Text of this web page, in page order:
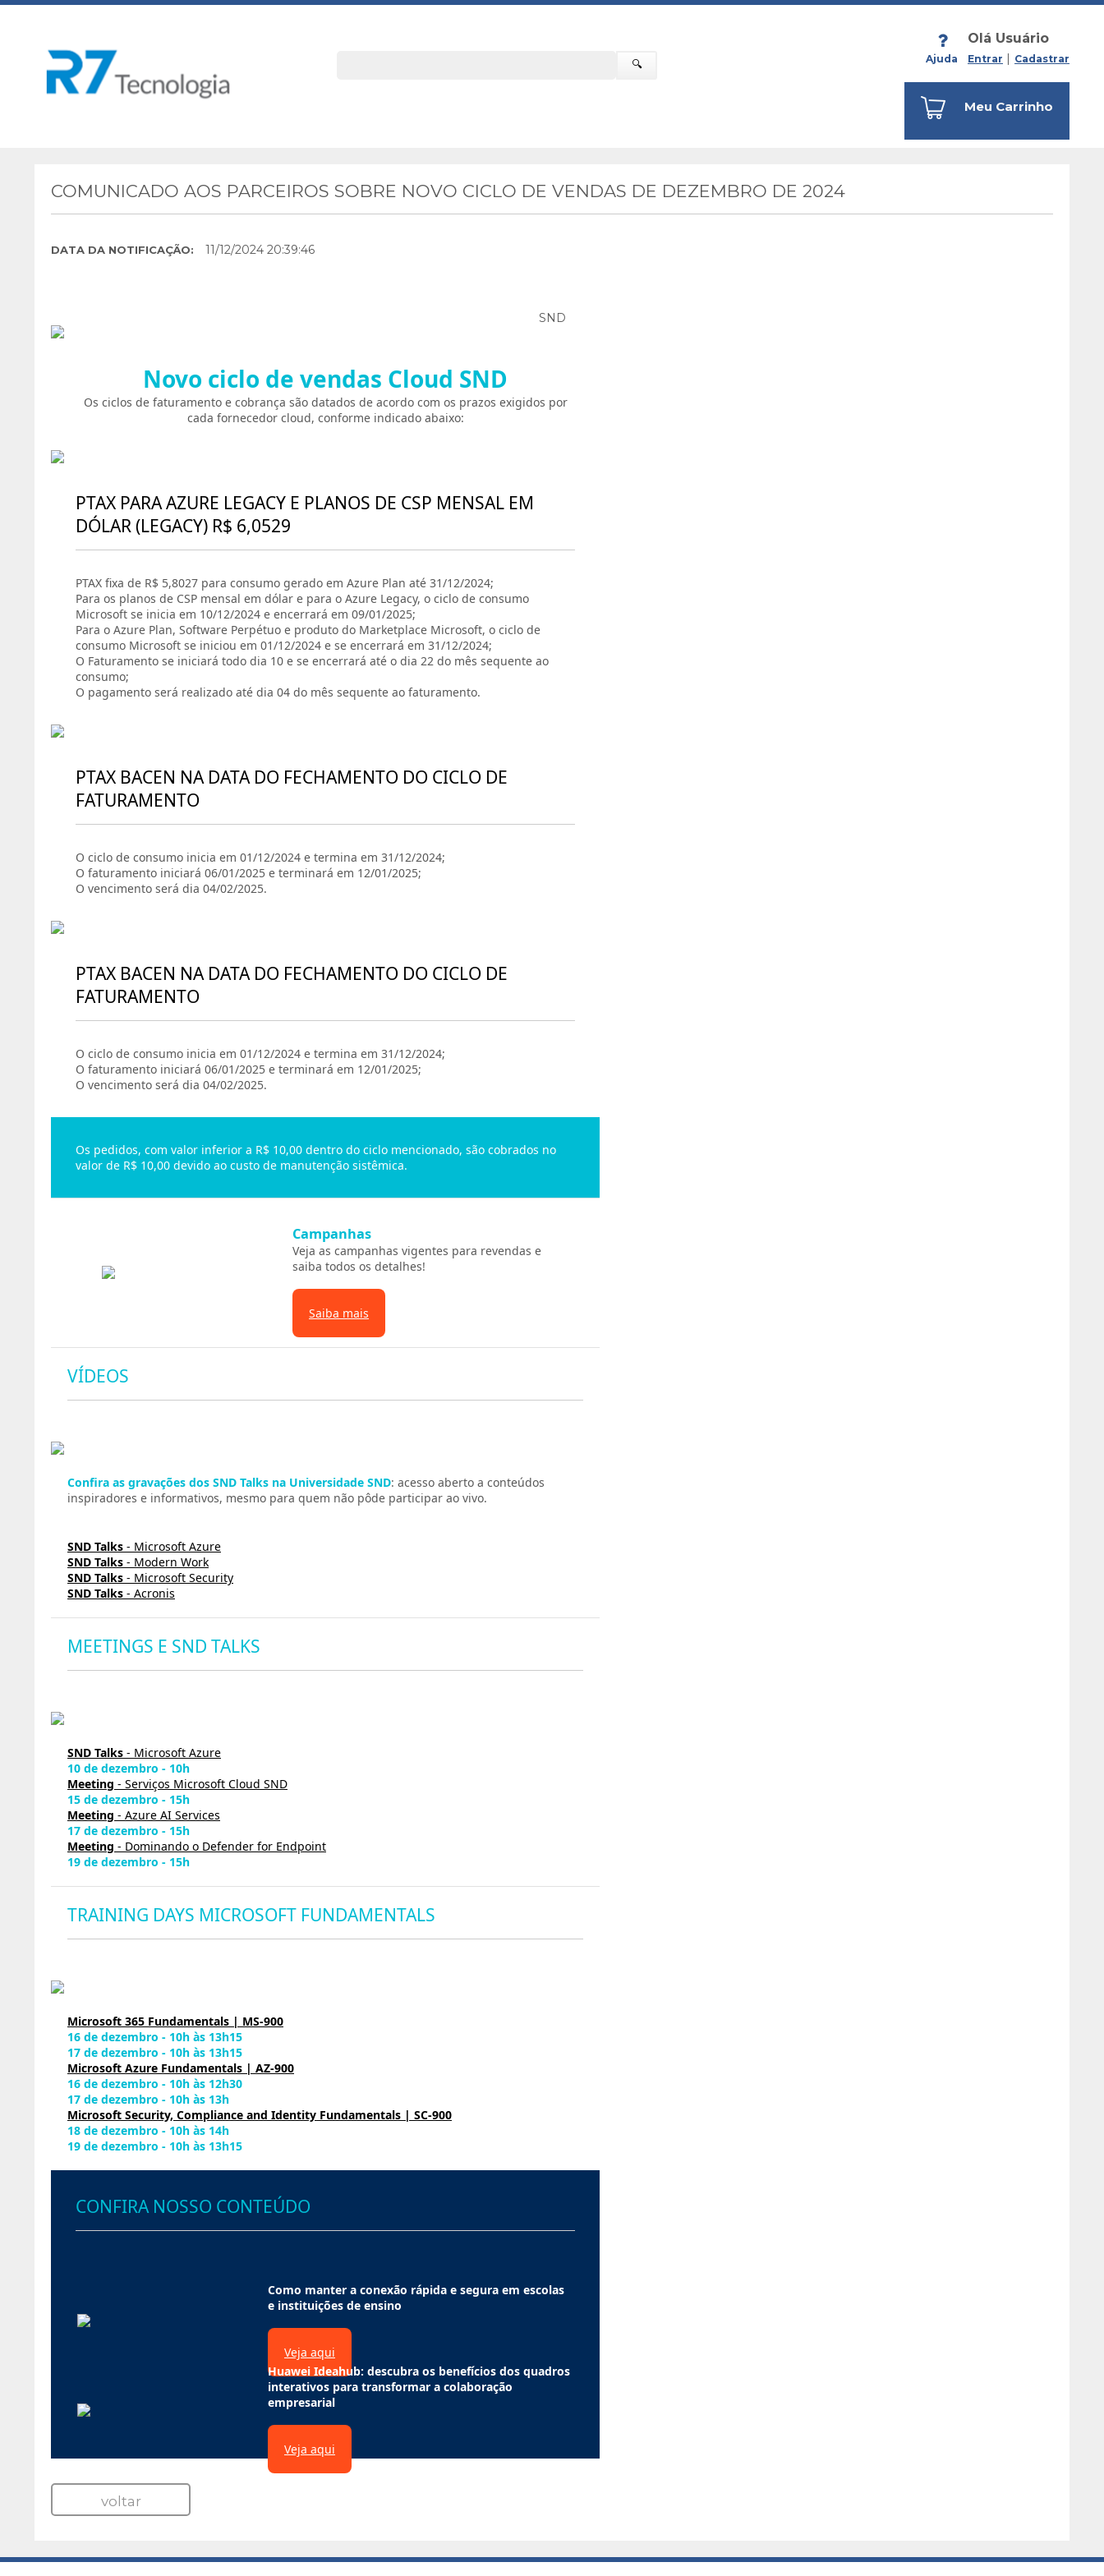
🔍 Ajuda
Olá Usuário
Entrar Cadastrar
Meu Carrinho
COMUNICADO AOS PARCEIROS SOBRE NOVO CICLO DE VENDAS DE DEZEMBRO DE 2024
DATA DA NOTIFICAÇÃO: 11/12/2024 20:39:46
SND
Novo ciclo de vendas Cloud SND
Os ciclos de faturamento e cobrança são datados de acordo com os prazos exigidos por
cada fornecedor cloud, conforme indicado abaixo:
PTAX PARA AZURE LEGACY E PLANOS DE CSP MENSAL EM
DÓLAR (LEGACY) R$ 6,0529
PTAX fixa de R$ 5,8027 para consumo gerado em Azure Plan até 31/12/2024;
Para os planos de CSP mensal em dólar e para o Azure Legacy, o ciclo de consumo
Microsoft se inicia em 10/12/2024 e encerrará em 09/01/2025;
Para o Azure Plan, Software Perpétuo e produto do Marketplace Microsoft, o ciclo de
consumo Microsoft se iniciou em 01/12/2024 e se encerrará em 31/12/2024;
O Faturamento se iniciará todo dia 10 e se encerrará até o dia 22 do mês sequente ao
consumo;
O pagamento será realizado até dia 04 do mês sequente ao faturamento.
PTAX BACEN NA DATA DO FECHAMENTO DO CICLO DE
FATURAMENTO
O ciclo de consumo inicia em 01/12/2024 e termina em 31/12/2024;
O faturamento iniciará 06/01/2025 e terminará em 12/01/2025;
O vencimento será dia 04/02/2025.
PTAX BACEN NA DATA DO FECHAMENTO DO CICLO DE
FATURAMENTO
O ciclo de consumo inicia em 01/12/2024 e termina em 31/12/2024;
O faturamento iniciará 06/01/2025 e terminará em 12/01/2025;
O vencimento será dia 04/02/2025.
Os pedidos, com valor inferior a R$ 10,00 dentro do ciclo mencionado, são cobrados no
valor de R$ 10,00 devido ao custo de manutenção sistêmica.
Campanhas
Veja as campanhas vigentes para revendas e
saiba todos os detalhes!
Saiba mais
VÍDEOS
Confira as gravações dos SND Talks na Universidade SND: acesso aberto a conteúdos
inspiradores e informativos, mesmo para quem não pôde participar ao vivo.
SND Talks - Microsoft Azure
SND Talks - Modern Work
SND Talks - Microsoft Security
SND Talks - Acronis
MEETINGS E SND TALKS
SND Talks - Microsoft Azure
10 de dezembro - 10h
Meeting - Serviços Microsoft Cloud SND
15 de dezembro - 15h
Meeting - Azure AI Services
17 de dezembro - 15h
Meeting - Dominando o Defender for Endpoint
19 de dezembro - 15h
TRAINING DAYS MICROSOFT FUNDAMENTALS
Microsoft 365 Fundamentals | MS-900
16 de dezembro - 10h às 13h15
17 de dezembro - 10h às 13h15
Microsoft Azure Fundamentals | AZ-900
16 de dezembro - 10h às 12h30
17 de dezembro - 10h às 13h
Microsoft Security, Compliance and Identity Fundamentals | SC-900
18 de dezembro - 10h às 14h
19 de dezembro - 10h às 13h15
CONFIRA NOSSO CONTEÚDO
Como manter a conexão rápida e segura em escolas
e instituições de ensino
Veja aqui
Huawei Ideahub: descubra os benefícios dos quadros
interativos para transformar a colaboração
empresarial
Veja aqui
voltar